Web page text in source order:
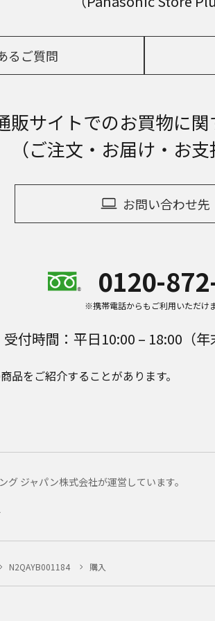
るご質問
販サイトでのお買物に
（ご注文・お届け・お支
お問い合わせ先
0120-
※携帯電話からもご利用いただけ
受付時間：平日10:00 – 18:00（年
品をご紹介することがあります。
ジャパン株式会社が運営しています。
N2QAYB001184 購入